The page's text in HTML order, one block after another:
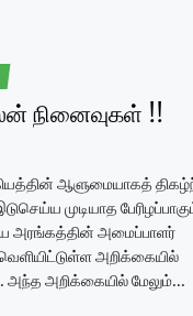
நினைவுகள் !!
ஆளுமையாகத்
முடியாத
அரங்கத்தின் அமைப்பாளர்
அறிக்கையில்
அந்த அறிக்கையில் மேலும்...